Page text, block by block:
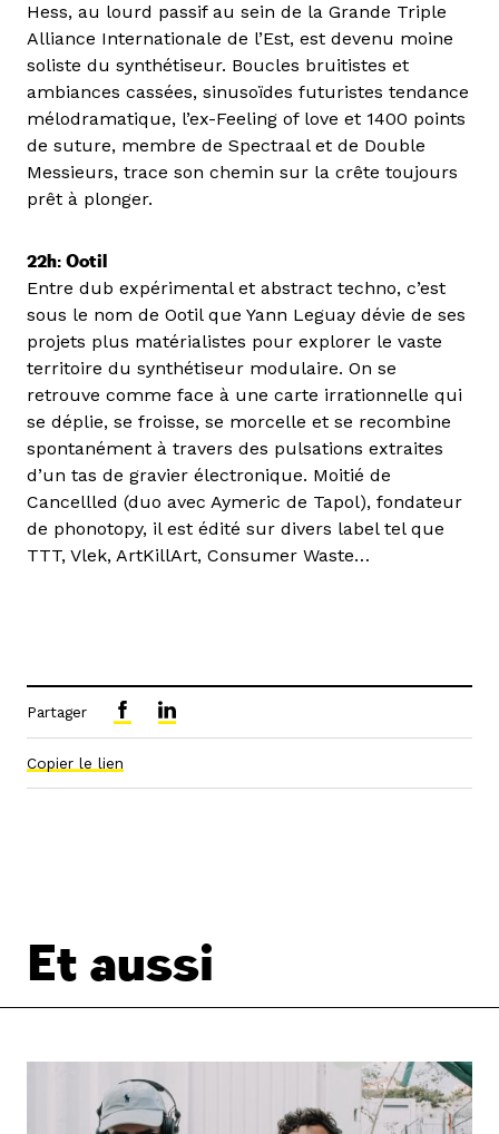
Hess, au lourd passif au sein de la Grande Triple
Alliance Internationale de l’Est, est devenu moine
soliste du synthétiseur. Boucles bruitistes et
ambiances cassées, sinusoïdes futuristes tendance
mélodramatique, l’ex-Feeling of love et 1400 points
de suture, membre de Spectraal et de Double
Messieurs, trace son chemin sur la crête toujours
prêt à plonger.
22h: Ootil
Entre dub expérimental et abstract techno, c’est
sous le nom de Ootil que Yann Leguay dévie de ses
projets plus matérialistes pour explorer le vaste
territoire du synthétiseur modulaire. On se
retrouve comme face à une carte irrationnelle qui
se déplie, se froisse, se morcelle et se recombine
spontanément à travers des pulsations extraites
d’un tas de gravier électronique. Moitié de
Cancellled (duo avec Aymeric de Tapol), fondateur
de phonotopy, il est édité sur divers label tel que
TTT, Vlek, ArtKillArt, Consumer Waste…
Partager
Copier le lien
Et aussi